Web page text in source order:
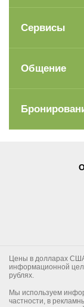
Сервисы
Общение
Цены в долларах
информационной
рублях.
Мы используем
частности, в